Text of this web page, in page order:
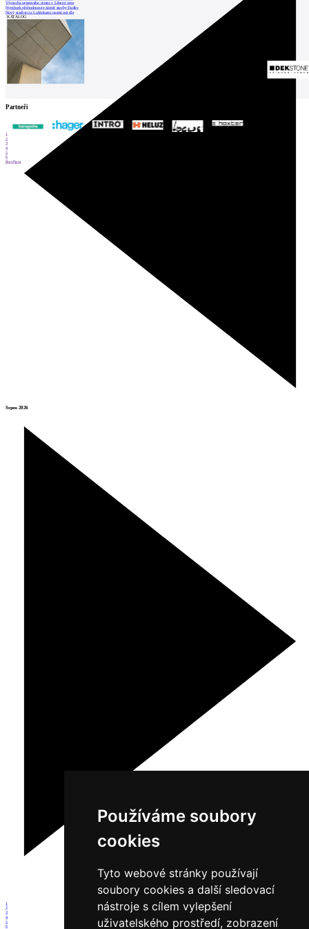
Používáme soubory
cookies
Tyto webové stránky používají
soubory cookies a další sledovací
nástroje s cílem vylepšení
uživatelského prostředí, zobrazení
Srpen 2026
1
2
3
4
5
6
Výstavba urgentního centra v Liberci ome
Nymburk přehodnocuje záměr stavby školky
Nový stadion za Lužánkami nesmí mít dle
KATALOG
Partneři
1
2
3
4
5
6
PrevNext